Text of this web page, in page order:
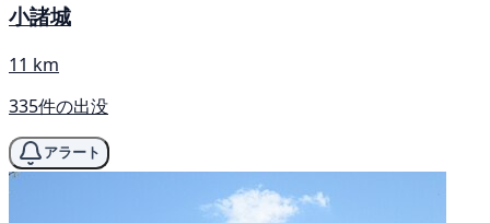
小諸城
11 km
335件の出没
アラート